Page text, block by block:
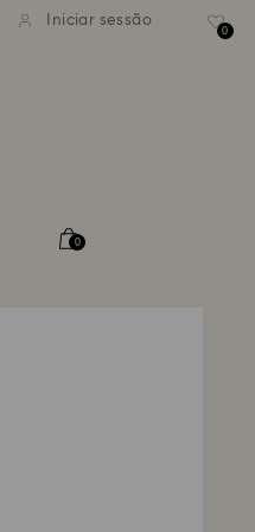
Envio normal gratuito para
superiores a 99 EUR
Iniciar sessão
0
0